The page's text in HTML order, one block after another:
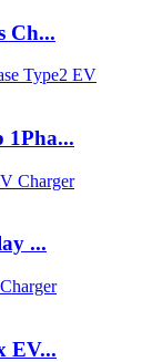
Ch...
1Pha...
...
EV...